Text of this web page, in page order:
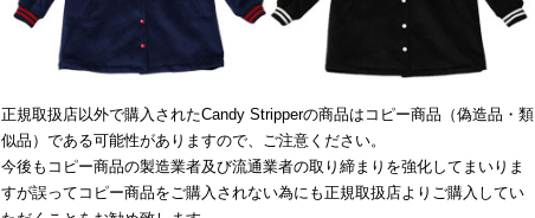
正規取扱店以外で購入されたCandy Stripperの商品はコピー商品（偽造品・類
似品）である可能性がありますので、ご注意ください。
今後もコピー商品の製造業者及び流通業者の取り締まりを強化してまいりま
すが誤ってコピー商品をご購入されない為にも正規取扱店よりご購入してい